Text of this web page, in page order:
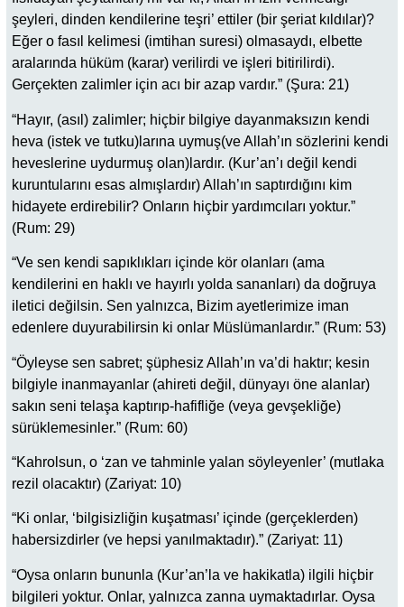
şeyleri, dinden kendilerine teşri’ ettiler (bir şeriat kıldılar)?
Eğer o fasıl kelimesi (imtihan suresi) olmasaydı, elbette
aralarında hüküm (karar) verilirdi ve işleri bitirilirdi).
Gerçekten zalimler için acı bir azap vardır.” (Şura: 21)
“Hayır, (asıl) zalimler; hiçbir bilgiye dayanmaksızın kendi
heva (istek ve tutku)larına uymuş(ve Allah’ın sözlerini kendi
heveslerine uydurmuş olan)lardır. (Kur’an’ı değil kendi
kuruntularını esas almışlardır) Allah’ın saptırdığını kim
hidayete erdirebilir? Onların hiçbir yardımcıları yoktur.”
(Rum: 29)
“Ve sen kendi sapıklıkları içinde kör olanları (ama
kendilerini en haklı ve hayırlı yolda sananları) da doğruya
iletici değilsin. Sen yalnızca, Bizim ayetlerimize iman
edenlere duyurabilirsin ki onlar Müslümanlardır.” (Rum: 53)
“Öyleyse sen sabret; şüphesiz Allah’ın va’di haktır; kesin
bilgiyle inanmayanlar (ahireti değil, dünyayı öne alanlar)
sakın seni telaşa kaptırıp-hafifliğe (veya gevşekliğe)
sürüklemesinler.” (Rum: 60)
“Kahrolsun, o ‘zan ve tahminle yalan söyleyenler’ (mutlaka
rezil olacaktır) (Zariyat: 10)
“Ki onlar, ‘bilgisizliğin kuşatması’ içinde (gerçeklerden)
habersizdirler (ve hepsi yanılmaktadır).” (Zariyat: 11)
“Oysa onların bununla (Kur’an’la ve hakikatla) ilgili hiçbir
bilgileri yoktur. Onlar, yalnızca zanna uymaktadırlar. Oysa